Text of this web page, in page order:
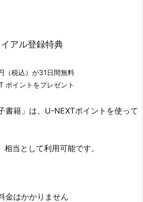
アル登録特典
（税込）が31日間無料
ポイントをプレゼント
書籍」は、U-NEXTポイントを使って
相当として利用可能です。
金はかかりません